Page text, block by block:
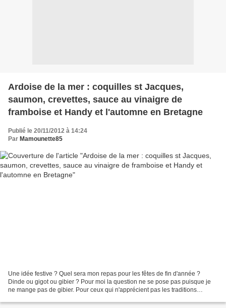
Ardoise de la mer : coquilles st Jacques,
saumon, crevettes, sauce au vinaigre de
framboise et Handy et l'automne en Bretagne
Publié le 20/11/2012 à 14:24
Par Mamounette85
Une idée festive ? Quel sera mon repas pour les fêtes de fin d'année ?
Dinde ou gigot ou gibier ? Pour moi la question ne se pose pas puisque je
ne mange pas de gibier. Pour ceux qui n'apprécient pas les traditions